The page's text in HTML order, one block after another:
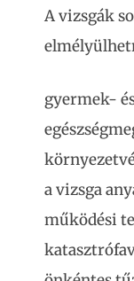
A vizsgák
gyermek-
a vizsga
működési